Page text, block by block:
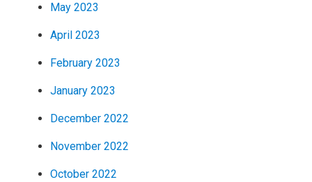
May 2023
April 2023
February 2023
January 2023
December 2022
November 2022
October 2022